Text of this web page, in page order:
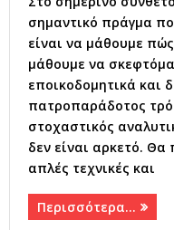
σημαντικό πράγμα
είναι να μάθουμε
μάθουμε να
εποικοδομητικά και
πατροπαράδοτος
στοχαστικός
δεν είναι αρκετό.
απλές τεχνικές και
Περισσότερα…